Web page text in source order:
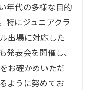
年代の多様な目的
特にジュニアクラ
出場に対応した
発表会を開催し、
お確かめいただ
ように努めてお